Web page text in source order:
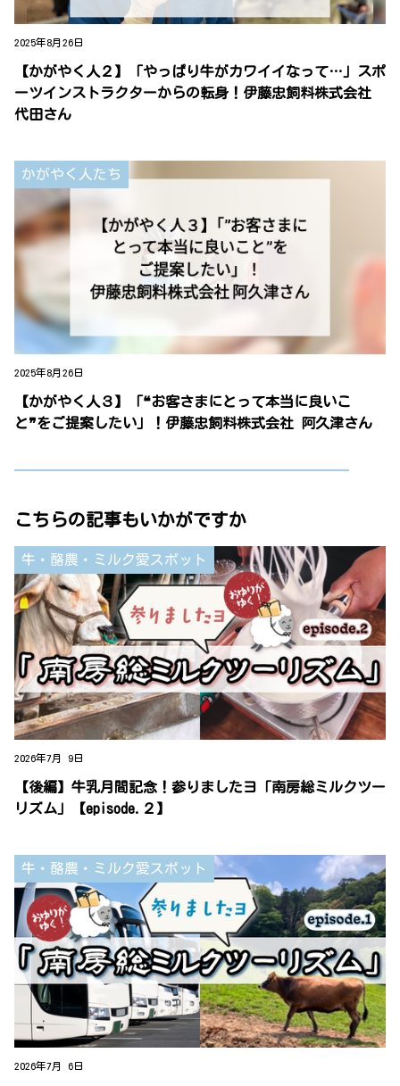
2025年8月26日
【かがやく人２】「やっぱり牛がカワイイなって…」スポ
ーツインストラクターからの転身！伊藤忠飼料株式会社
代田さん
かがやく人たち
2025年8月26日
【かがやく人３】「❝お客さまにとって本当に良いこ
と❞をご提案したい」！伊藤忠飼料株式会社 阿久津さん
こちらの記事もいかがですか
牛・酪農・ミルク愛スポット
2026年7月 9日
【後編】牛乳月間記念！参りましたヨ「南房総ミルクツー
リズム」【episode.２】
牛・酪農・ミルク愛スポット
2026年7月 6日